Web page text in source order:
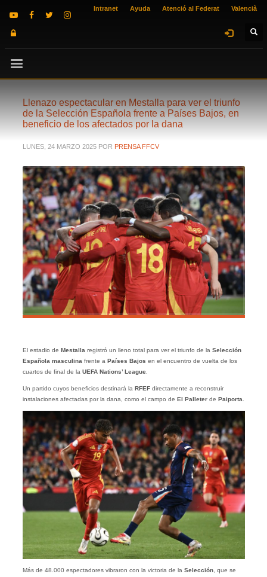
Intranet Ayuda Atenció al Federat Valencià
Llenazo espectacular en Mestalla para ver el triunfo
de la Selección Española frente a Países Bajos, en
beneficio de los afectados por la dana
LUNES, 24 MARZO 2025 POR PRENSA FFCV
El estadio de Mestalla registró un lleno total para ver el triunfo de la Selección
Española masculina frente a Países Bajos en el encuentro de vuelta de los
cuartos de final de la UEFA Nations’ League.
Un partido cuyos beneficios destinará la RFEFdirectamente a reconstruir
instalaciones afectadas por la dana, como el campo de El Palleterde Paiporta
Más de 48.000 espectadores vibraron con la victoria de la Selección, que se